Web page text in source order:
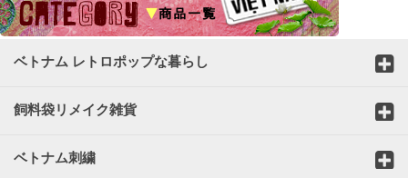
ベトナム レトロポップな暮らし
飼料袋リメイク雑貨
ベトナム刺繍